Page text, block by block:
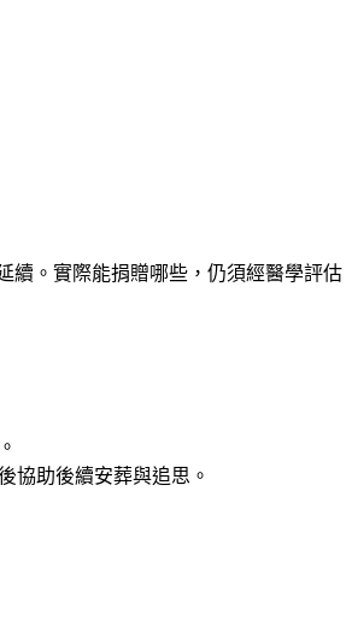
。實際能捐贈哪些，仍須經醫學評估
協助後續安葬與追思。